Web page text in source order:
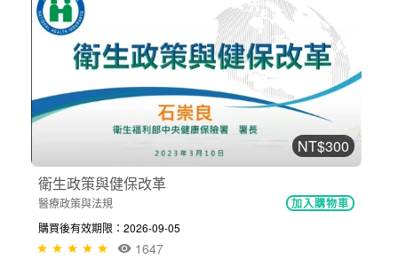
NT$300
衛生政策與健保改革
醫療政策與法規 加入購物車
購買後有效期限：2026-09-05
1647